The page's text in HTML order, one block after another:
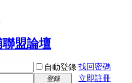
自動登錄 找回密碼
登錄
立即註冊